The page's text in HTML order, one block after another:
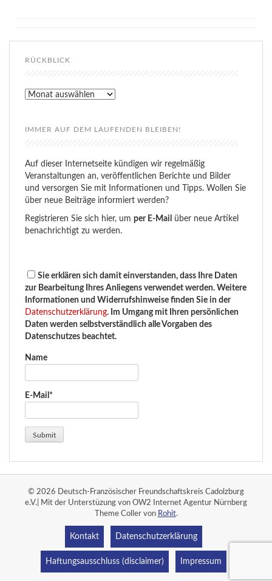
RÜCKBLICK
Rückblick
IMMER AUF DEM LAUFENDEN BLEIBEN!
Auf dieser Internetseite kündigen wir regelmäßig
Veranstaltungen an, veröffentlichen Berichte und Bilder
und versorgen Sie mit Informationen und Tipps. Wollen Sie
über neue Beiträge informiert werden?
Registrieren Sie sich hier, um per E-Mail
über neue Artikel
benachrichtigt zu werden.
Sie erklären sich damit einverstanden, dass Ihre Daten
zur Bearbeitung Ihres Anliegens verwendet werden. Weitere
Informationen und Widerrufshinweise finden Sie in der
Datenschutzerklärung. Im Umgang mit Ihren persönlichen
Daten werden selbstverständlich alle Vorgaben des
Datenschutzes beachtet.
Name
E-Mail*
© 2026 Deutsch-Französischer Freundschaftskreis Cadolzburg
e.V.| Mit der Unterstüzung von OW2 Internet Agentur Nürnberg
Theme Coller von Rohit.
Kontakt Datenschutzerklärung
Haftungsausschluss (disclaimer) Impressum